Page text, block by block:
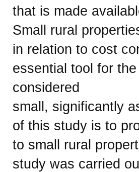
that is made
Small rural
in relation to cost
essential tool for
considered
small, significantly
of this study is to
to small rural
study was carried